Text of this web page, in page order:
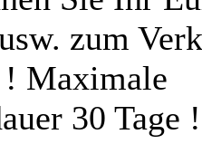
zum
! Maximale
30 Tage !